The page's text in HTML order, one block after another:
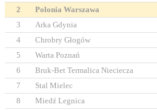
2
Polonia Warszawa
3
Arka Gdynia
4
Chrobry Głogów
5
Warta Poznań
6
Bruk-Bet Termalica Nieciecza
7
Stal Mielec
8
Miedź Legnica